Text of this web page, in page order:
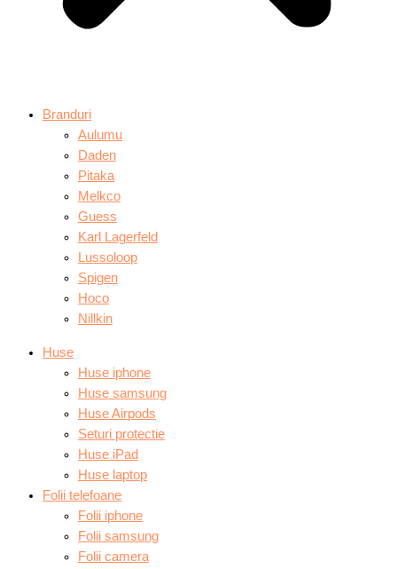
Branduri
Aulumu
Daden
Pitaka
Melkco
Guess
Karl Lagerfeld
Lussoloop
Spigen
Hoco
Nillkin
Huse
Huse iphone
Huse samsung
Huse Airpods
Seturi protectie
Huse iPad
Huse laptop
Folii telefoane
Folii iphone
Folii samsung
Folii camera